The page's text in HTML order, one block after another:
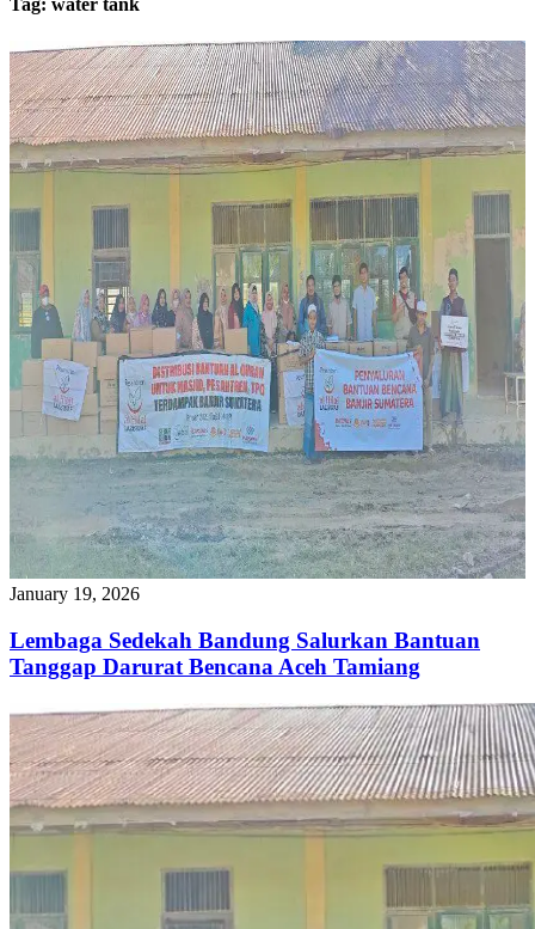
January 19, 2026
Lembaga Sedekah Bandung Salurkan Bantuan
Tanggap Darurat Bencana Aceh Tamiang